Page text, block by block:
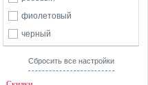
фиолетовый
черный
Сбросить все настройки